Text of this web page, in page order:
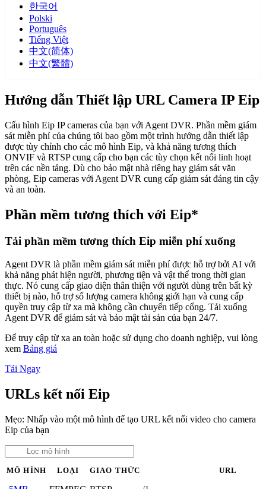
한국어
Polski
Português
Tiếng Việt
中文(简体)
中文(繁體)
Hướng dẫn Thiết lập URL Camera IP Eip
Cấu hình Eip IP cameras của bạn với Agent DVR. Phần mềm giám
sát miễn phí của chúng tôi bao gồm một trình hướng dẫn thiết lập
được tùy chỉnh cho các mô hình Eip, và khả năng tương thích
ONVIF và RTSP cung cấp cho bạn các tùy chọn kết nối linh hoạt
trên các nền tảng. Dù cho bảo mật nhà riêng hay giám sát văn
phòng, Eip cameras với Agent DVR cung cấp giám sát đáng tin cậy
và an toàn.
Phần mềm tương thích với Eip*
Tải phần mềm tương thích Eip miễn phí xuống
Agent DVR là phần mềm giám sát miễn phí được hỗ trợ bởi AI với
khả năng phát hiện người, phương tiện và vật thể trong thời gian
thực. Nó cung cấp giao diện thân thiện với người dùng trên bất kỳ
thiết bị nào, hỗ trợ số lượng camera không giới hạn và cung cấp
quyền truy cập từ xa mà không cần chuyển tiếp cổng. Tải xuống
Agent DVR để giám sát và bảo mật tài sản của bạn 24/7.
Để truy cập từ xa an toàn hoặc sử dụng cho doanh nghiệp, vui lòng
xem Bảng giá
Tải Ngay
URLs kết nối Eip
Mẹo: Nhấp vào một mô hình để tạo URL kết nối video cho camera
Eip của bạn
MÔ HÌNH LOẠI GIAO THỨC URL